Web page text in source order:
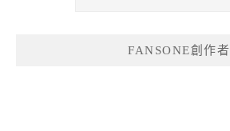
FANSONE創作者